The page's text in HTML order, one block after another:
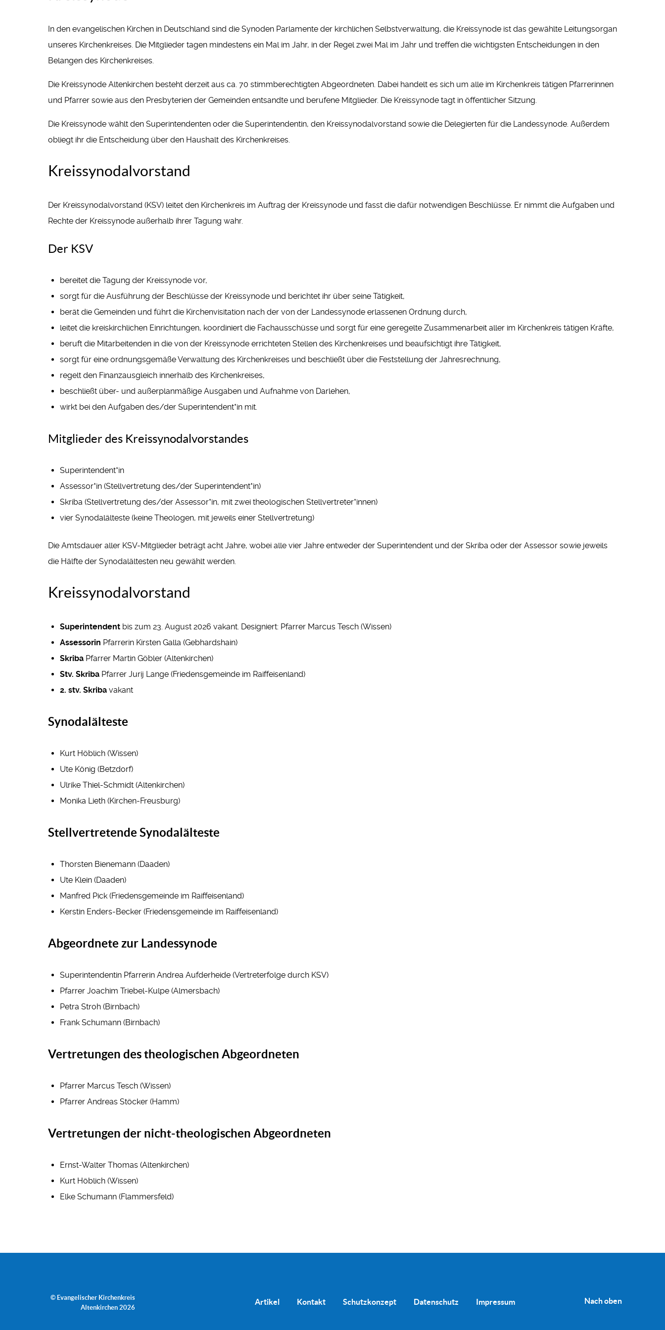
In den evangelischen Kirchen in Deutschland sind die Synoden Parlamente der kirchlichen Selbstverwaltung, die Kreissynode ist das gewählte Leitungsorgan
unseres Kirchenkreises. Die Mitglieder tagen mindestens ein Mal im Jahr, in der Regel zwei Mal im Jahr und treffen die wichtigsten Entscheidungen in den
Belangen des Kirchenkreises.
Die Kreissynode Altenkirchen besteht derzeit aus ca. 70 stimmberechtigten Abgeordneten. Dabei handelt es sich um alle im Kirchenkreis tätigen Pfarrerinnen
und Pfarrer sowie aus den Presbyterien der Gemeinden entsandte und berufene Mitglieder. Die Kreissynode tagt in öffentlicher Sitzung.
Die Kreissynode wählt den Superintendenten oder die Superintendentin, den Kreissynodalvorstand sowie die Delegierten für die Landessynode. Außerdem
obliegt ihr die Entscheidung über den Haushalt des Kirchenkreises.
Kreissynodalvorstand
Der Kreissynodalvorstand (KSV) leitet den Kirchenkreis im Auftrag der Kreissynode und fasst die dafür notwendigen Beschlüsse. Er nimmt die Aufgaben und
Rechte der Kreissynode außerhalb ihrer Tagung wahr.
Der KSV
bereitet die Tagung der Kreissynode vor,
sorgt für die Ausführung der Beschlüsse der Kreissynode und berichtet ihr über seine Tätigkeit,
berät die Gemeinden und führt die Kirchenvisitation nach der von der Landessynode erlassenen Ordnung durch,
leitet die kreiskirchlichen Einrichtungen, koordiniert die Fachausschüsse und sorgt für eine geregelte Zusammenarbeit aller im Kirchenkreis tätigen Kräfte,
beruft die Mitarbeitenden in die von der Kreissynode errichteten Stellen des Kirchenkreises und beaufsichtigt ihre Tätigkeit,
sorgt für eine ordnungsgemäße Verwaltung des Kirchenkreises und beschließt über die Feststellung der Jahresrechnung,
regelt den Finanzausgleich innerhalb des Kirchenkreises,
beschließt über- und außerplanmäßige Ausgaben und Aufnahme von Darlehen,
wirkt bei den Aufgaben des/der Superintendent*in mit.
Mitglieder des Kreissynodalvorstandes
Superintendent*in
Assessor*in (Stellvertretung des/der Superintendent*in)
Skriba (Stellvertretung des/der Assessor*in, mit zwei theologischen Stellvertreter*innen)
vier Synodalälteste (keine Theologen, mit jeweils einer Stellvertretung)
Die Amtsdauer aller KSV-Mitglieder beträgt acht Jahre, wobei alle vier Jahre entweder der Superintendent und der Skriba oder der Assessor sowie jeweils
die Hälfte der Synodalältesten neu gewählt werden.
Kreissynodalvorstand
Superintendent bis zum 23. August 2026 vakant. Designiert: Pfarrer Marcus Tesch (Wissen)
Assessorin Pfarrerin Kirsten Galla (Gebhardshain)
Skriba Pfarrer Martin Göbler (Altenkirchen)
Stv. Skriba Pfarrer Jurij Lange (Friedensgemeinde im Raiffeisenland)
2. stv. Skriba vakant
Synodalälteste
Kurt Höblich (Wissen)
Ute König (Betzdorf)
Ulrike Thiel-Schmidt (Altenkirchen)
Monika Lieth (Kirchen-Freusburg)
Stellvertretende Synodalälteste
Thorsten Bienemann (Daaden)
Ute Klein (Daaden)
Manfred Pick (Friedensgemeinde im Raiffeisenland)
Kerstin Enders-Becker (Friedensgemeinde im Raiffeisenland)
Abgeordnete zur Landessynode
Superintendentin Pfarrerin Andrea Aufderheide (Vertreterfolge durch KSV)
Pfarrer Joachim Triebel-Kulpe (Almersbach)
Petra Stroh (Birnbach)
Frank Schumann (Birnbach)
Vertretungen des theologischen Abgeordneten
Pfarrer Marcus Tesch (Wissen)
Pfarrer Andreas Stöcker (Hamm)
Vertretungen der nicht-theologischen Abgeordneten
Ernst-Walter Thomas (Altenkirchen)
Kurt Höblich (Wissen)
Elke Schumann (Flammersfeld)
© Evangelischer Kirchenkreis
Altenkirchen 2026
Artikel Kontakt Schutzkonzept Datenschutz Impressum Nach oben